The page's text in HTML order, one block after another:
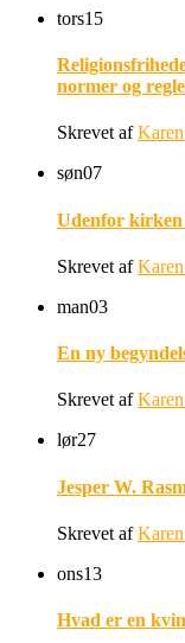
tors15
normer og
Skrevet af
søn07
Udenfor kirken
Skrevet af
man03
En ny
Skrevet af
lør27
Jesper W.
Skrevet af
ons13
Hvad er en